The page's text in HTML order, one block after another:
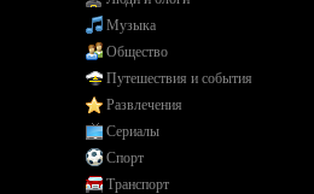
Музыка
Общество
Путешествия и события
Развлечения
Сериалы
Спорт
Транспорт